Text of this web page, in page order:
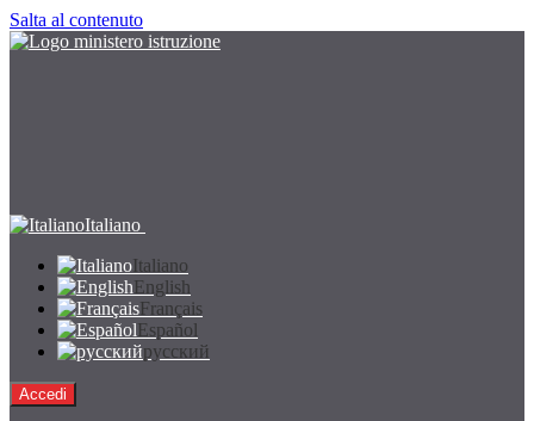
Salta al contenuto
Italiano
Italiano
English
Français
Español
русский
Accedi